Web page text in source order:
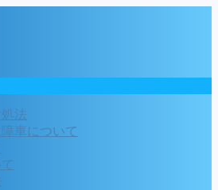
法
車について